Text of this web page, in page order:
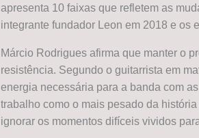
apresenta 10 faixas que refletem as
integrante fundador Leon em 2018 e os
Márcio Rodrigues afirma que manter o
resistência. Segundo o guitarrista em
energia necessária para a banda com
trabalho como o mais pesado da
ignorar os momentos difíceis vividos